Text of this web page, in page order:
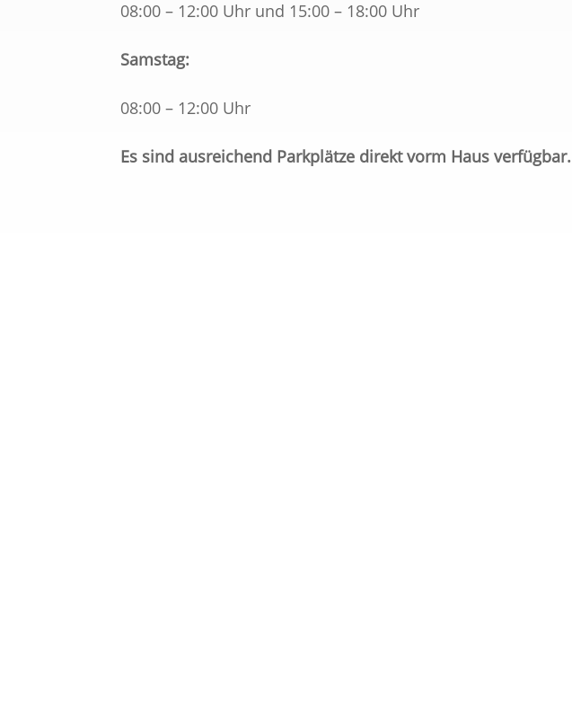
08:00 – 12:00 Uhr und 15:00 – 18:00 Uhr
Samstag:
08:00 – 12:00 Uhr
Es sind ausreichend Parkplätze direkt vorm Haus verfügbar.